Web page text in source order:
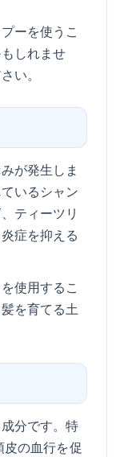
ーを使うこ
しれませ
い。
が発生しま
いるシャン
ティーツリ
症を抑える
使用するこ
を育てる土
分です。特
の血行を促